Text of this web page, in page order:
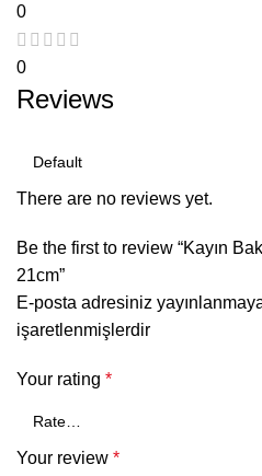
0
0
Reviews
There are no reviews yet.
Be the first to review “Kayın
21cm”
E-posta adresiniz
işaretlenmişlerdir
Your rating *
Your review *